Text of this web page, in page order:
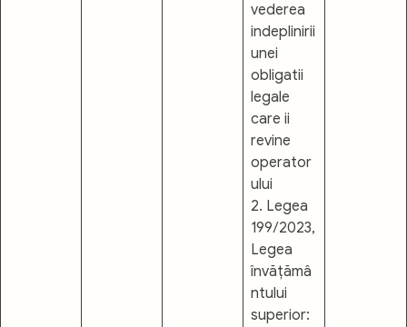
vederea
indeplinirii
unei
obligatii
legale
care ii
revine
operator
ului
2. Legea
199/2023,
Legea
învățămâ
ntului
superior: